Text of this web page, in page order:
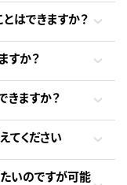
はできますか？
すか？
きますか？
てください
いのですが可能